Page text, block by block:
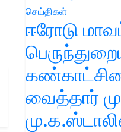
செய்திகள்
ஈரோடு
வைத்தார்